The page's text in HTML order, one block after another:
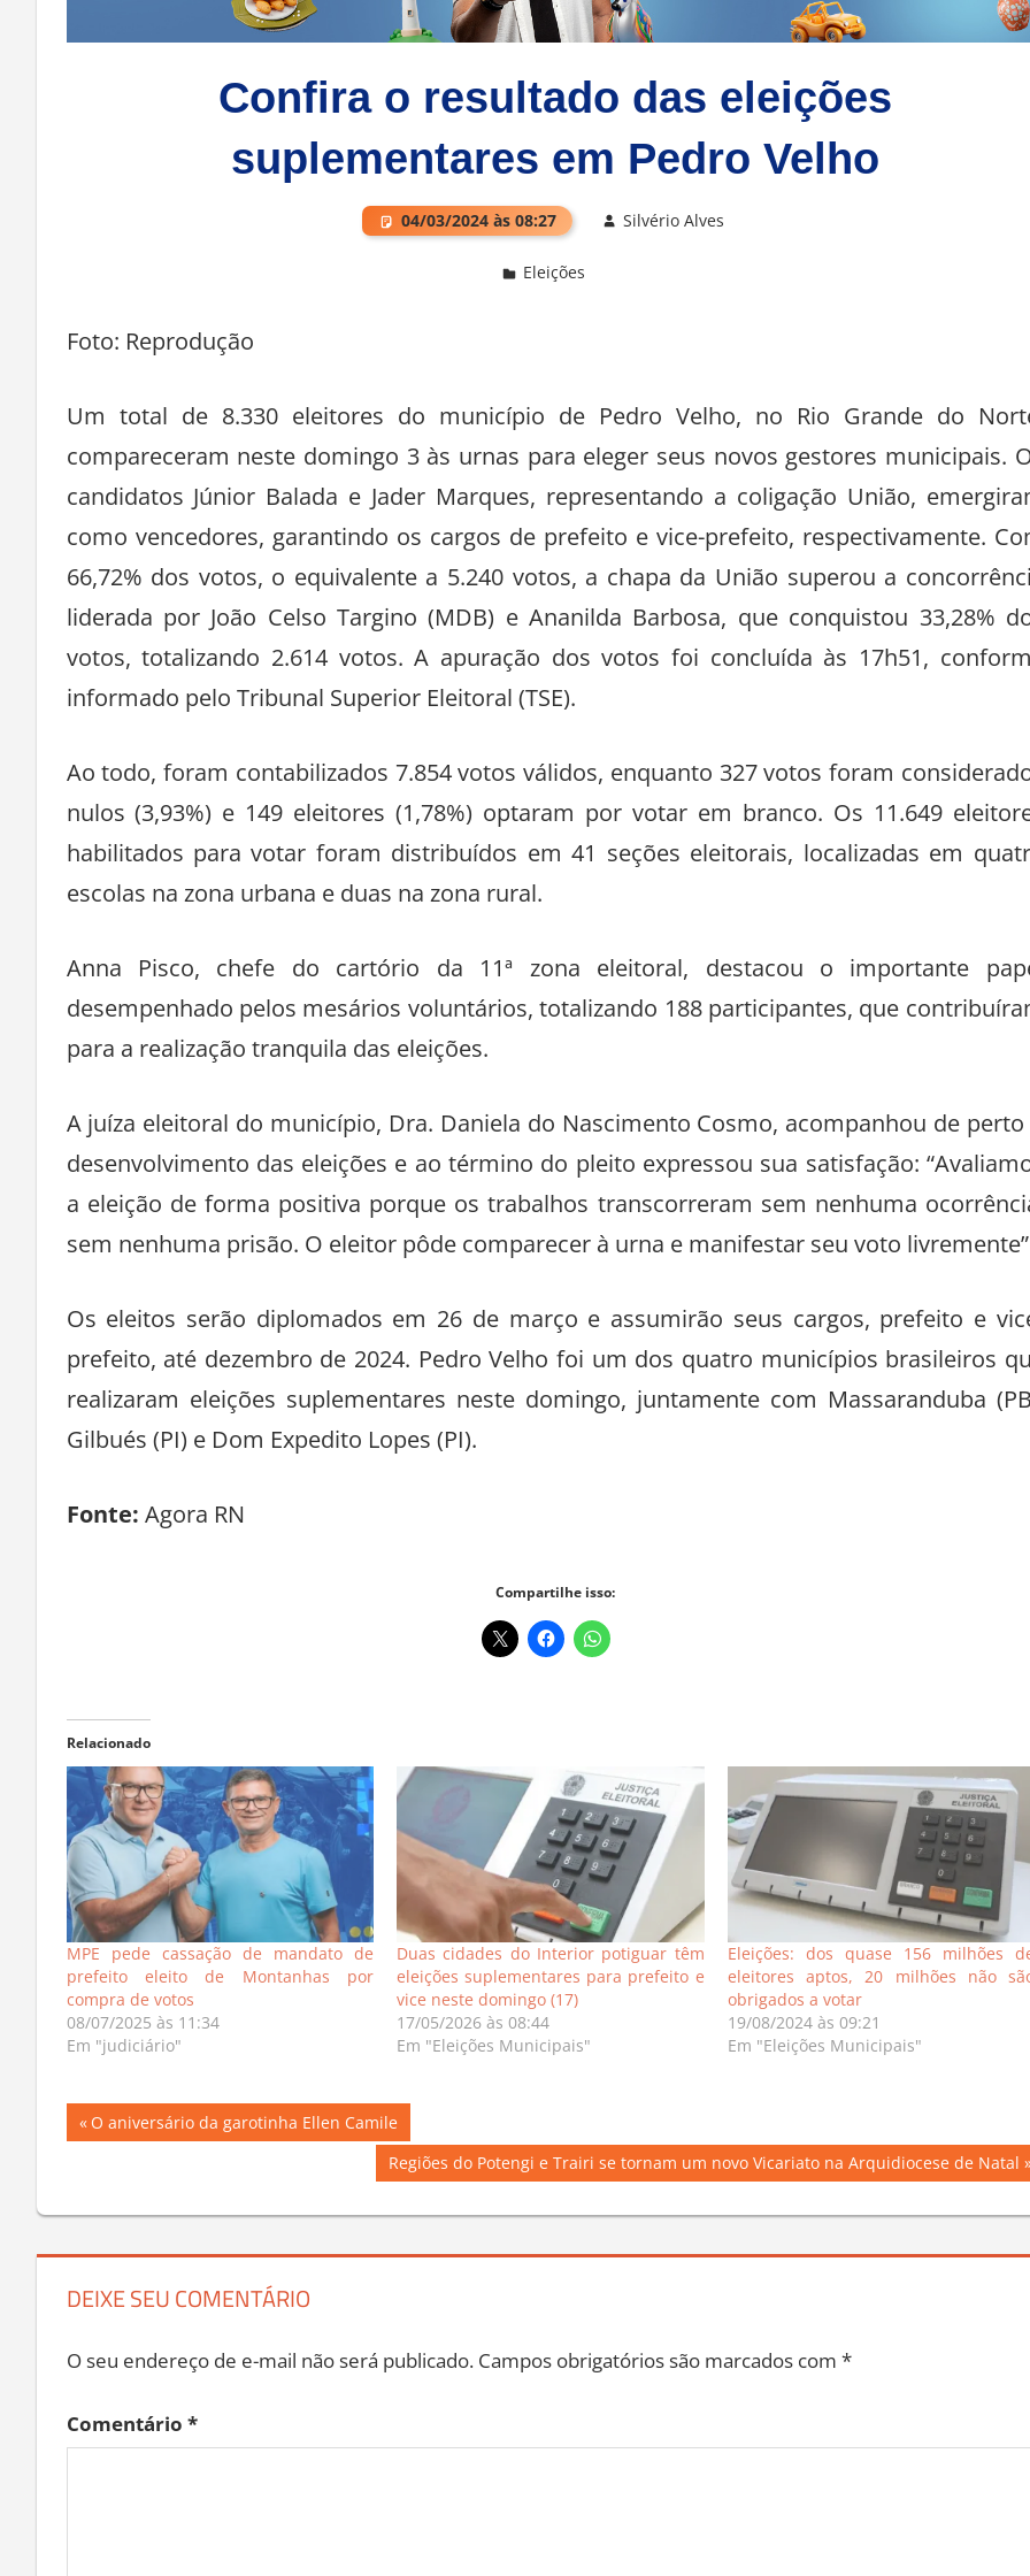
Confira o resultado das eleições
suplementares em Pedro Velho
04/03/2024 às 08:27 Silvério Alves
Eleições
Foto: Reprodução
Um total de 8.330 eleitores do município de Pedro Velho, no Rio Grande do
compareceram neste domingo 3 às urnas para eleger seus novos gestores municipais.
candidatos Júnior Balada e Jader Marques, representando a coligação União,
como vencedores, garantindo os cargos de prefeito e vice-prefeito, respectivamente.
66,72% dos votos, o equivalente a 5.240 votos, a chapa da União superou a
liderada por João Celso Targino (MDB) e Ananilda Barbosa, que conquistou 33,28%
votos, totalizando 2.614 votos. A apuração dos votos foi concluída às 17h51,
informado pelo Tribunal Superior Eleitoral (TSE).
Ao todo, foram contabilizados 7.854 votos válidos, enquanto 327 votos foram
nulos (3,93%) e 149 eleitores (1,78%) optaram por votar em branco. Os 11.649
habilitados para votar foram distribuídos em 41 seções eleitorais, localizadas em
escolas na zona urbana e duas na zona rural.
Anna Pisco, chefe do cartório da 11ª zona eleitoral, destacou o importante
desempenhado pelos mesários voluntários, totalizando 188 participantes, que
para a realização tranquila das eleições.
A juíza eleitoral do município, Dra. Daniela do Nascimento Cosmo, acompanhou de
desenvolvimento das eleições e ao término do pleito expressou sua satisfação:
a eleição de forma positiva porque os trabalhos transcorreram sem nenhuma
sem nenhuma prisão. O eleitor pôde comparecer à urna e manifestar seu voto
Os eleitos serão diplomados em 26 de março e assumirão seus cargos, prefeito e
prefeito, até dezembro de 2024. Pedro Velho foi um dos quatro municípios brasileiros
realizaram eleições suplementares neste domingo, juntamente com Massaranduba
Gilbués (PI) e Dom Expedito Lopes (PI).
Fonte: Agora RN
Compartilhe isso:
Relacionado
MPE pede cassação de mandato de
prefeito eleito de Montanhas por
compra de votos
08/07/2025 às 11:34
Em "judiciário"
Duas cidades do Interior potiguar têm
eleições suplementares para prefeito e
vice neste domingo (17)
17/05/2026 às 08:44
Em "Eleições Municipais"
Eleições: dos quase 156 milhões
eleitores aptos, 20 milhões não
obrigados a votar
19/08/2024 às 09:21
Em "Eleições Municipais"
Navegação
Post
Previous
Post:
O aniversário da garotinha Ellen Camile
Next
Post:
Regiões do Potengi e Trairi se tornam um novo Vicariato na Arquidiocese de Natal
DEIXE SEU COMENTÁRIO
O seu endereço de e-mail não será publicado. Campos obrigatórios são marcados com *
Comentário *